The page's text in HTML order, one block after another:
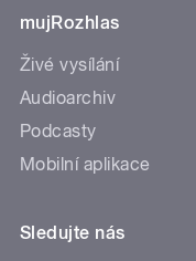
mujRozhlas
Živé vysílání
Audioarchiv
Podcasty
Mobilní aplikace
Sledujte nás